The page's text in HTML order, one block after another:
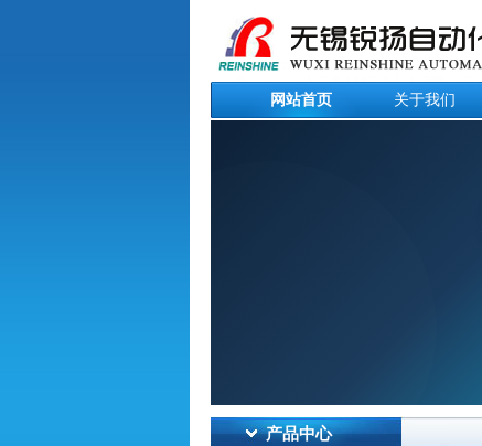
网站首页 关于我们
产品中心